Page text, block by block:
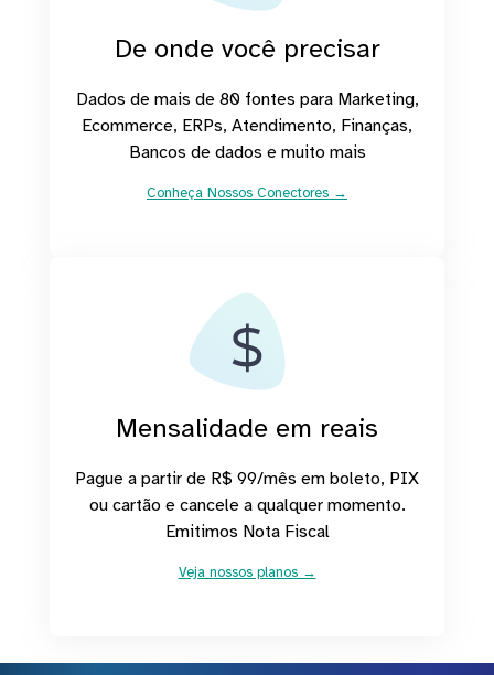
De onde você precisar
Dados de mais de 80 fontes para Marketing,
Ecommerce, ERPs, Atendimento, Finanças,
Bancos de dados e muito mais
Conheça Nossos Conectores →
Mensalidade em reais
Pague a partir de R$ 99/mês em boleto, PIX
ou cartão e cancele a qualquer momento.
Emitimos Nota Fiscal
Veja nossos planos →